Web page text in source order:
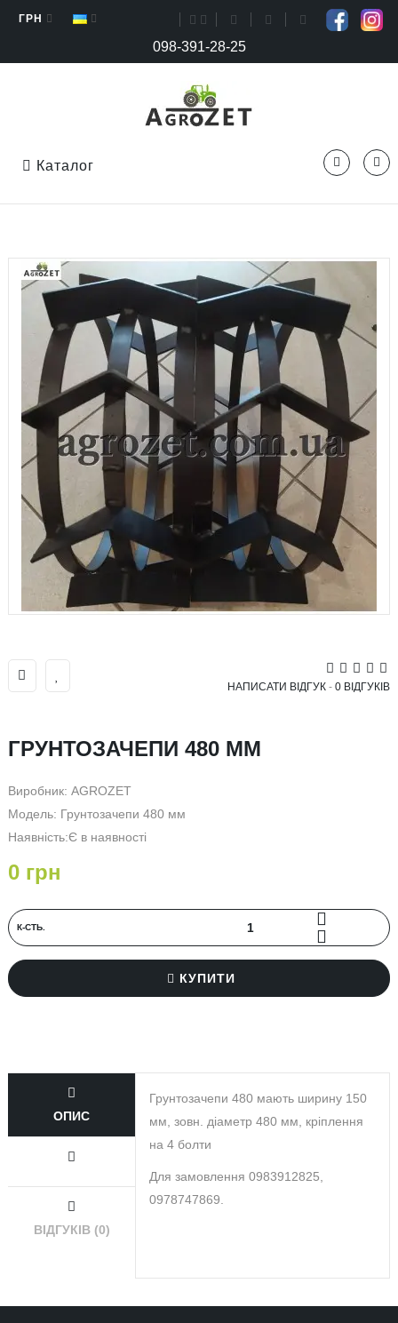
ГРН
098-391-28-25
Каталог
НАПИСАТИ ВІДГУК - 0 ВІДГУКІВ
ГРУНТОЗАЧЕПИ 480 ММ
Виробник: AGROZET
Модель: Грунтозачепи 480 мм
Наявність:Є в наявності
0 грн
К‐СТЬ.
КУПИТИ
ОПИС
ВІДГУКІВ (0)
Грунтозачепи 480 мають ширину 150
мм, зовн. діаметр 480 мм, кріплення
на 4 болти
Для замовлення 0983912825,
0978747869.